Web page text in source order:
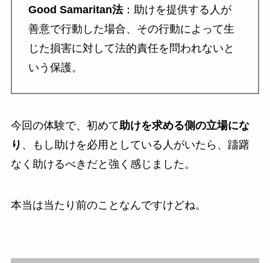
Good Samaritan法：助けを提供する人が
善意で行動した場合、その行動によって生
じた損害に対して法的責任を問われないと
いう保護。
今回の体験で、初めて助けを求める側の立場にな
り 、もし助けを必用としている人がいたら、躊躇
なく助けるべきだと強く感じました。
本当は当たり前のことなんですけどね。